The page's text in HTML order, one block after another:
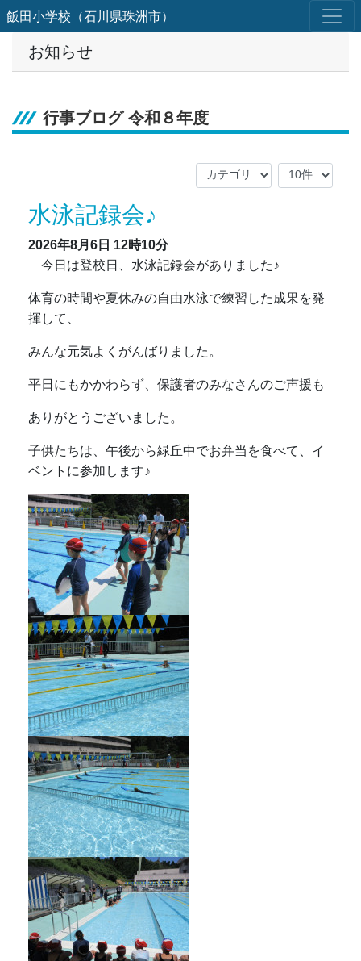
飯田小学校（石川県珠洲市）
お知らせ
行事ブログ 令和８年度
水泳記録会♪
2026年8月6日 12時10分
今日は登校日、水泳記録会がありました♪
体育の時間や夏休みの自由水泳で練習した成果を発
揮して、
みんな元気よくがんばりました。
平日にもかかわらず、保護者のみなさんのご声援も
ありがとうございました。
子供たちは、午後から緑丘中でお弁当を食べて、イ
ベントに参加します♪